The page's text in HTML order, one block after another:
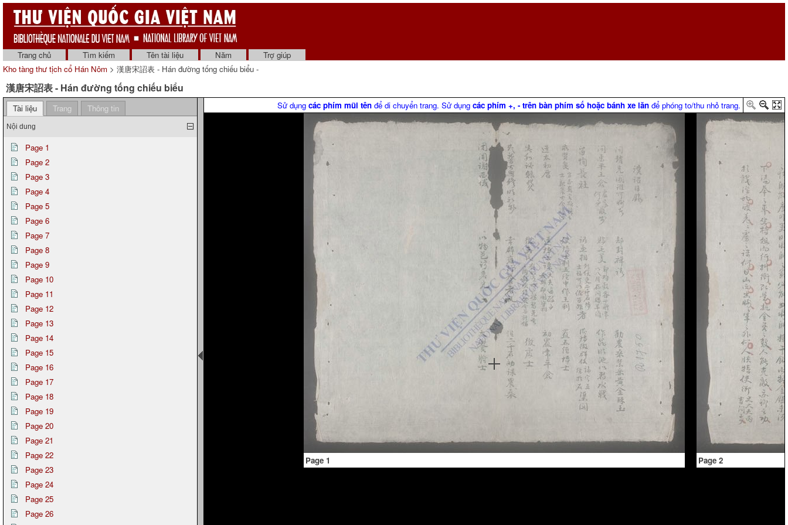
Trang chủ Tìm kiếm Tên tài liệu Năm
Trợ giúp
Kho tàng thư tịch cổ Hán Nôm > 漢唐宋詔表 - Hán đường tống chiếu biểu -
漢唐宋詔表 - Hán đường tống chiếu biểu
Tài liệu Trang Thông tin
Nội dung
Page 1
Page 2
Page 3
Page 4
Page 5
Page 6
Page 7
Page 8
Page 9
Page 10
Page 11
Page 12
Page 13
Page 14
Page 15
Page 16
Page 17
Page 18
Page 19
Page 20
Page 21
Page 22
Page 23
Page 24
Page 25
Page 26
Sử dụng các phím mũi tên để di chuyển trang. Sử dụng các phím +, - trên bàn phím số hoặc bánh xe lăn để phóng to/thu nhỏ trang.
Page 1 Page 2